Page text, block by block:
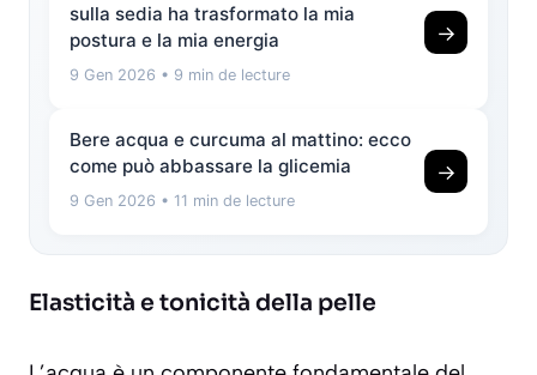
sulla sedia ha trasformato la mia
postura e la mia energia
9 Gen 2026 • 9 min de lecture
→
Bere acqua e curcuma al mattino: ecco
come può abbassare la glicemia
9 Gen 2026 • 11 min de lecture
→
Elasticità e tonicità della pelle